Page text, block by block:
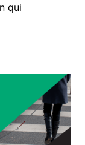
qui